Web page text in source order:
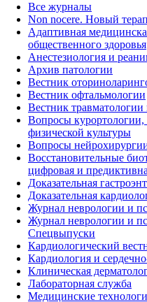
Все журналы
Non nocere. Новый
Адаптивная
общественного здоровья
Анестезиология и
Архив патологии
Вестник
Вестник офтальмологии
Вестник
Вопросы
физической культуры
Вопросы
Восстановительные
цифровая и
Доказательная
Доказательная
Журнал неврологии и
Журнал неврологии и
Спецвыпуски
Кардиологический
Кардиология и
Клиническая
Лабораторная служба
Медицинские